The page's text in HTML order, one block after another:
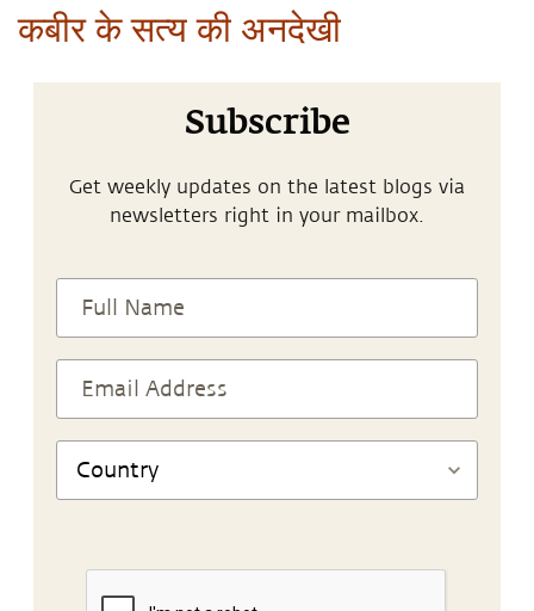
कबीर के सत्य की अनदेखी
Subscribe
Get weekly updates on the latest blogs via
newsletters right in your mailbox.